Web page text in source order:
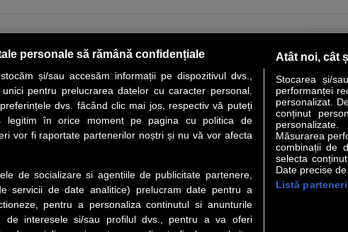
PAGINĂ COVER STORY LIDERI ANALIZE
Urmareste-ne pe Facebook
iarul Financiar
Despre Noi
Contact Redactie
Politica de confidentialitate
Termeni si conditii
About cookies
personale să rămână confidențiale
și/sau accesăm informații pe dispozitivul dvs.,
pentru prelucrarea datelor cu caracter personal.
dvs. făcând clic mai jos, respectiv vă puteți
legitim în orice moment pe pagina cu politica de
vor fi raportate partenerilor noștri și nu vă vor afecta
de socializare si agentiile de publicitate partenere,
servicii de date analitice) prelucram date pentru a
pentru a personaliza continutul si anunturile
de interesele si/sau profilul dvs., pentru a va oferi
Atât noi, cât
Stocarea și/
performanței
personalizat.
conținut
Măsurarea
combinații de
selecta
Date precise
Listă